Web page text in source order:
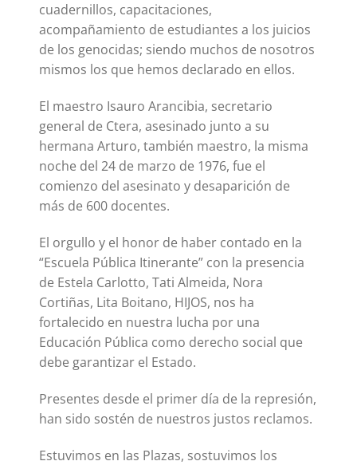
cuadernillos, capacitaciones,
acompañamiento de estudiantes a los juicios
de los genocidas; siendo muchos de nosotros
mismos los que hemos declarado en ellos.
El maestro Isauro Arancibia, secretario
general de Ctera, asesinado junto a su
hermana Arturo, también maestro, la misma
noche del 24 de marzo de 1976, fue el
comienzo del asesinato y desaparición de
más de 600 docentes.
El orgullo y el honor de haber contado en la
“Escuela Pública Itinerante” con la presencia
de Estela Carlotto, Tati Almeida, Nora
Cortiñas, Lita Boitano, HIJOS, nos ha
fortalecido en nuestra lucha por una
Educación Pública como derecho social que
debe garantizar el Estado.
Presentes desde el primer día de la represión,
han sido sostén de nuestros justos reclamos.
Estuvimos en las Plazas, sostuvimos los